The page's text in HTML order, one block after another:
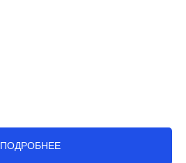
ПОДРОБНЕЕ